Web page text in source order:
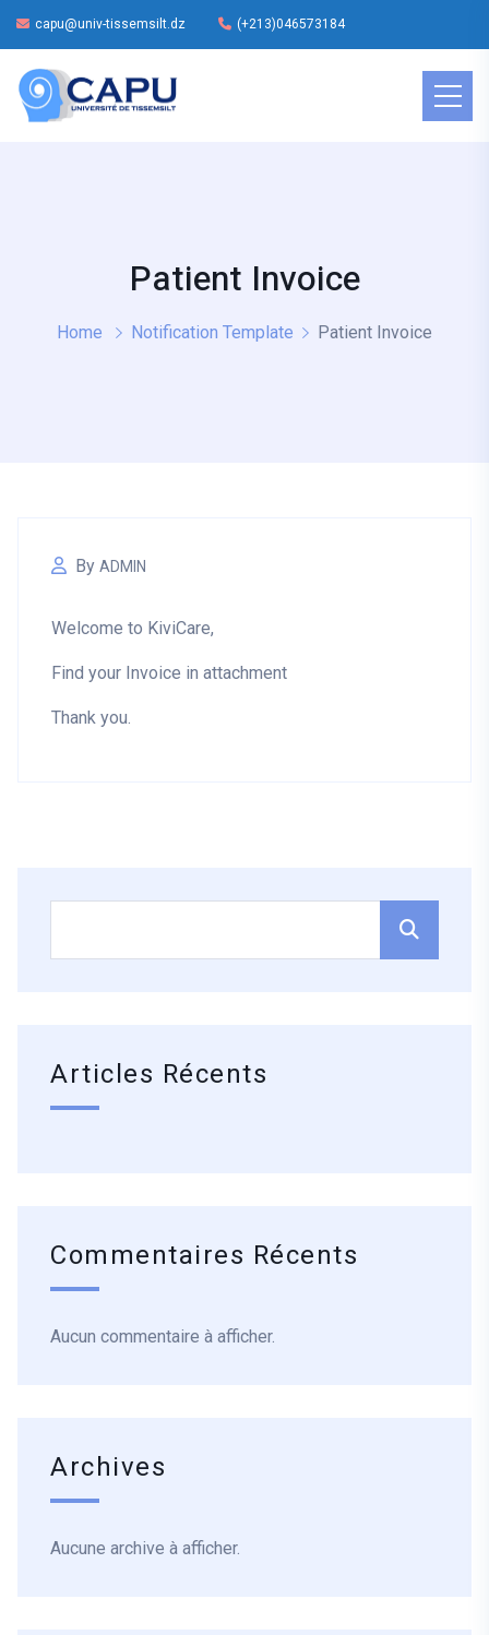
capu@univ-tissemsilt.dz (+213)046573184
Patient Invoice
Home Notification Template Patient Invoice
By ADMIN
Welcome to KiviCare,
Find your Invoice in attachment
Thank you.
Articles Récents
Commentaires Récents
Aucun commentaire à afficher.
Archives
Aucune archive à afficher.